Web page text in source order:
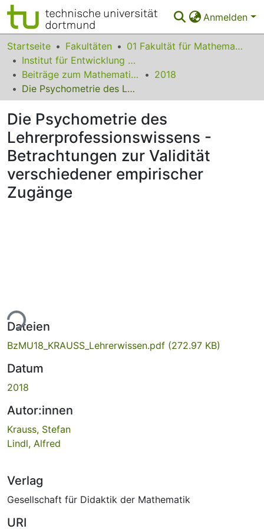
Anmelden
Bereiche & Sammlungen
Das gesamte Repositorium
Statistiken
FAQ
Leitlinien
Zurück zur Startseite
Startseite Fakultäten
01 Fakultät für Mathematik
Institut für Entwicklung und Erforschung des Mathematikunterrichts
Beiträge zum Mathematikunterricht
2018
Die Psychometrie des Lehrerprofessionswissens - Betrachtungen zur Validität verschiedener empirischer Zugänge
Die Psychometrie des
Lehrerprofessionswissens -
Betrachtungen zur Validität
verschiedener empirischer
Zugänge
Dateien
BzMU18_KRAUSS_Lehrerwissen.pdf (272.97 KB)
Datum
2018
Autor:innen
Krauss, Stefan
Lindl, Alfred
Verlag
Gesellschaft für Didaktik der Mathematik
URI